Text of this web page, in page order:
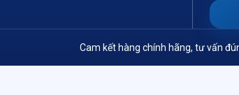
Cam kết hàng chính hãng, tư vấn